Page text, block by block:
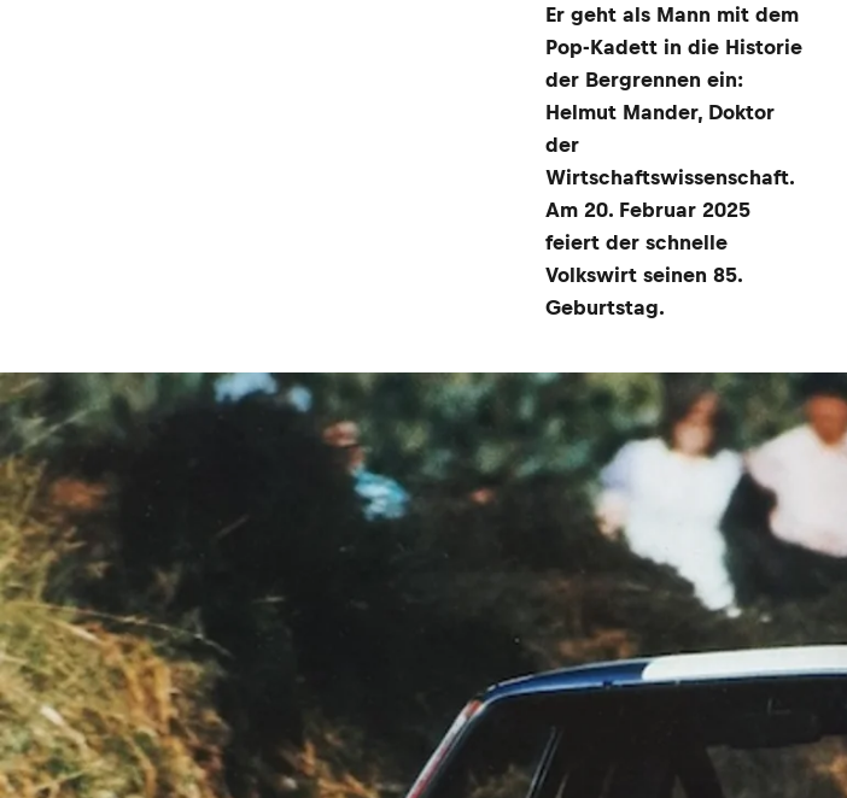
​Er geht als Mann mit dem
Pop-Kadett in die Historie
der Bergrennen ein:
Helmut Mander, Doktor
der
Wirtschaftswissenschaft.
Am 20. Februar 2025
feiert der schnelle
Volkswirt seinen 85.
Geburtstag.